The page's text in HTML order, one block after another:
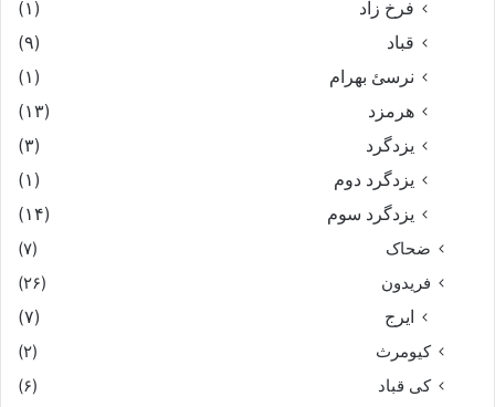
فرخ زاد
(۱)
قباد
(۹)
نرسئ بهرام‏
(۱)
هرمزد
(۱۳)
یزدگرد
(۳)
یزدگرد دوم
(۱)
یزدگرد سوم
(۱۴)
ضحاک
(۷)
فریدون
(۲۶)
ایرج
(۷)
کیومرث
(۲)
کی قباد
(۶)